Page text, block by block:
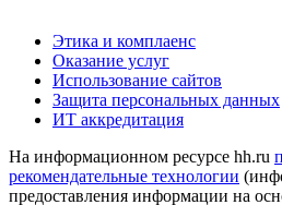
Этика и комплаенс
Оказание услуг
Использование сайтов
Защита персональных данных
ИТ аккредитация
На информационном ресурсе hh.ru
рекомендательные технологии
предоставления информации на